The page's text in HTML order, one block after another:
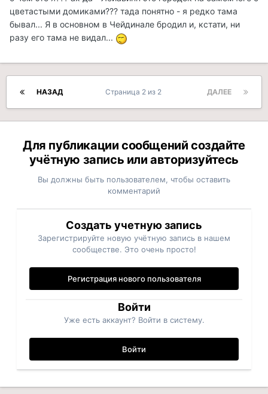
цветастыми домиками??? тада понятно - я редко тама
бывал... Я в основном в Чейдинале бродил и, кстати, ни
разу его тама не видал...
НАЗАД ДАЛЕЕ
Страница 2 из 2
Для публикации сообщений создайте
учётную запись или авторизуйтесь
Вы должны быть пользователем, чтобы оставить
комментарий
Создать учетную запись
Зарегистрируйте новую учётную запись в нашем
сообществе. Это очень просто!
Регистрация нового пользователя
Войти
Уже есть аккаунт? Войти в систему.
Войти